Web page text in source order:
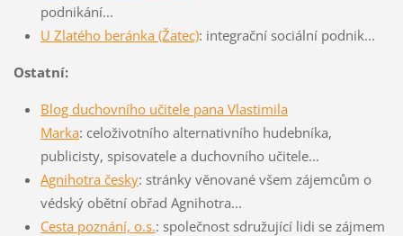
podnikání...
U Zlatého beránka (Žatec): integrační sociální podnik...
Ostatní:
Blog duchovního učitele pana Vlastimila
Marka: celoživotního alternativního hudebníka,
publicisty, spisovatele a duchovního učitele...
Agnihotra česky: stránky věnované všem zájemcům o
védský obětní obřad Agnihotra...
Cesta poznání, o.s.: společnost sdružující lidi se zájmem